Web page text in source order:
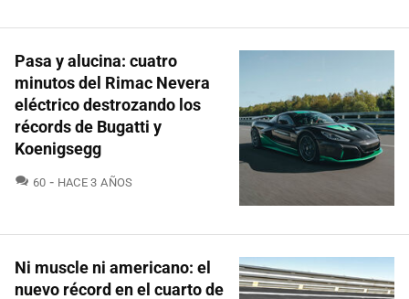
Pasa y alucina: cuatro
minutos del Rimac Nevera
eléctrico destrozando los
récords de Bugatti y
Koenigsegg
60 COMENTARIOS
HACE 3 AÑOS
Ni muscle ni americano: el
nuevo récord en el cuarto de